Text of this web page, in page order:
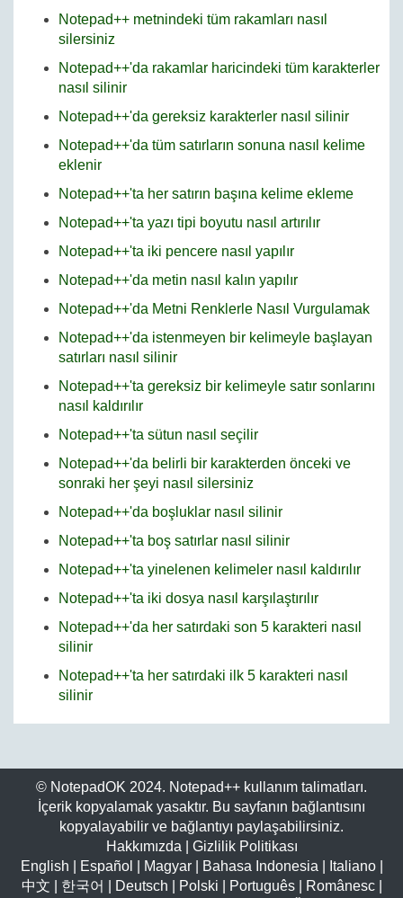
Notepad++ metnindeki tüm rakamları nasıl
silersiniz
Notepad++'da rakamlar haricindeki tüm karakterler
nasıl silinir
Notepad++'da gereksiz karakterler nasıl silinir
Notepad++'da tüm satırların sonuna nasıl kelime
eklenir
Notepad++'ta her satırın başına kelime ekleme
Notepad++'ta yazı tipi boyutu nasıl artırılır
Notepad++'ta iki pencere nasıl yapılır
Notepad++'da metin nasıl kalın yapılır
Notepad++'da Metni Renklerle Nasıl Vurgulamak
Notepad++'da istenmeyen bir kelimeyle başlayan
satırları nasıl silinir
Notepad++'ta gereksiz bir kelimeyle satır sonlarını
nasıl kaldırılır
Notepad++'ta sütun nasıl seçilir
Notepad++'da belirli bir karakterden önceki ve
sonraki her şeyi nasıl silersiniz
Notepad++'da boşluklar nasıl silinir
Notepad++'ta boş satırlar nasıl silinir
Notepad++'ta yinelenen kelimeler nasıl kaldırılır
Notepad++'ta iki dosya nasıl karşılaştırılır
Notepad++'da her satırdaki son 5 karakteri nasıl
silinir
Notepad++'ta her satırdaki ilk 5 karakteri nasıl
silinir
© NotepadOK 2024. Notepad++ kullanım talimatları.
İçerik kopyalamak yasaktır. Bu sayfanın bağlantısını
kopyalayabilir ve bağlantıyı paylaşabilirsiniz.
Hakkımızda
Gizlilik Politikası
English
Español Magyar| Bahasa Indonesia Italiano|
中文
한국어 Deutsch Polski Português| Românesc|